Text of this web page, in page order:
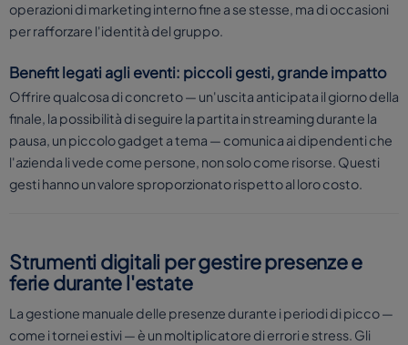
operazioni di marketing interno fine a se stesse, ma di occasioni
per rafforzare l'identità del gruppo.
Benefit legati agli eventi: piccoli gesti, grande impatto
Offrire qualcosa di concreto — un'uscita anticipata il giorno della
finale, la possibilità di seguire la partita in streaming durante la
pausa, un piccolo gadget a tema — comunica ai dipendenti che
l'azienda li vede come persone, non solo come risorse. Questi
gesti hanno un valore sproporzionato rispetto al loro costo.
Strumenti digitali per gestire presenze e
ferie durante l'estate
La gestione manuale delle presenze durante i periodi di picco —
come i tornei estivi — è un moltiplicatore di errori e stress. Gli